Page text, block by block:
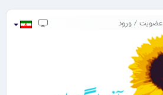
عضویت/ورود